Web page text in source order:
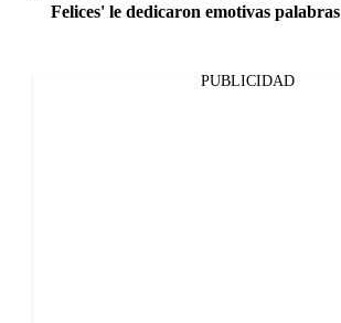
Felices' le dedicaron emotivas palabras
PUBLICIDAD